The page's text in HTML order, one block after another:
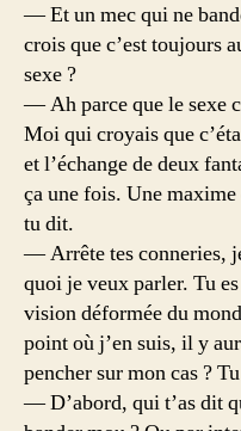
— Et un mec qui ne
crois que c’est toujours
sexe ?
— Ah parce que le sexe
Moi qui croyais que
et l’échange de deux
ça une fois. Une
tu dit.
— Arrête tes conneries,
quoi je veux parler. Tu
vision déformée du
point où j’en suis, il y
pencher sur mon cas ?
— D’abord, qui t’as dit